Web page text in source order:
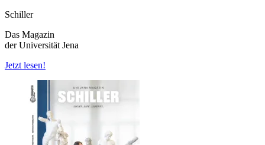
Schiller
Das Magazin
der Universität Jena
Jetzt lesen!